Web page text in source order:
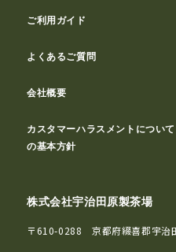
ご利用ガイド
よくあるご質問
会社概要
カスタマーハラスメントについて
の基本方針
株式会社宇治田原製茶場
〒610-0288 京都府綴喜郡宇治